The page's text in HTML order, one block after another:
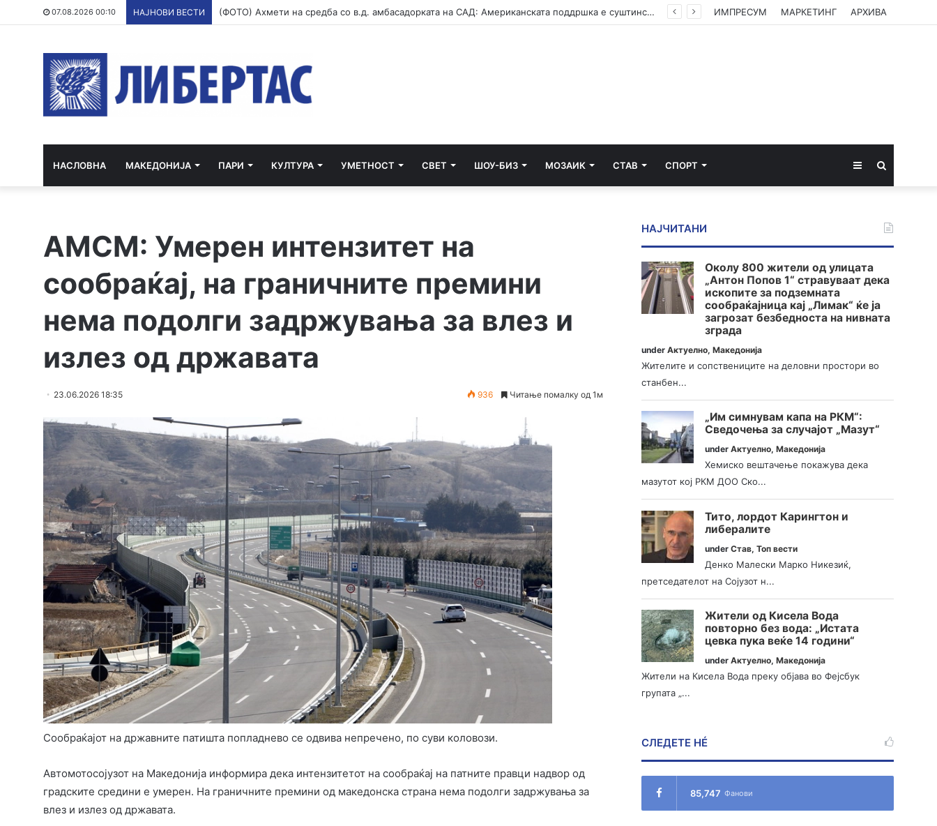
07.08.2026 00:10 НАЈНОВИ ВЕСТИ (ФОТО) Ахмети на средба со в.д. амбасадорката на САД: Американската поддршка е суштинска за зачувување на духот на Охридскиот договор ИМПРЕСУМ МАРКЕТИНГ АРХИВА
НАСЛОВНА МАКЕДОНИЈА ПАРИ КУЛТУРА УМЕТНОСТ СВЕТ ШОУ-БИЗ МОЗАИК СТАВ СПОРТ Sidebar
АМСМ: Умерен интензитет на
сообраќај, на граничните премини
нема подолги задржувања за влез и
излез од државата
23.06.2026 18:35 936 Читање помалку од 1м
Сообраќајот на државните патишта попладнево се одвива непречено, по суви коловози.
Автомотосојузот на Македонија информира дека интензитетот на сообраќај на патните правци надвор од
градските средини е умерен. На граничните премини од македонска страна нема подолги задржувања за
влез и излез од државата.
НАЈЧИТАНИ
Околу 800 жители од улицата
„Антон Попов 1“ стравуваат дека
ископите за подземната
сообраќајница кај „Лимак“ ќе ја
загрозат безбедноста на нивната
зграда
underАктуелно,Македонија
Жителите и сопствениците на деловни простори во
станбен...
„Им симнувам капа на РКМ“:
Сведочења за случајот „Мазут“
underАктуелно,Македонија
Хемиско вештачење покажува дека
мазутот кој РКМ ДОО Ско...
Тито, лордот Карингтон и
либералите
underСтав,Топ вести
Денко Малески Марко Никезиќ,
претседателот на Сојузот н...
Жители од Кисела Вода
повторно без вода: „Истата
цевка пука веќе 14 години“
underАктуелно,Македонија
Жители на Кисела Вода преку објава во Фејсбук
групата „...
СЛЕДЕТЕ НÉ
85,747 Фанови